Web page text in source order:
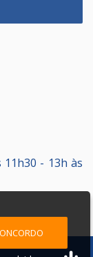
11h30 - 13h às